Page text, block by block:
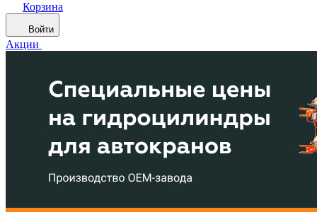
Корзина
Войти
Акции